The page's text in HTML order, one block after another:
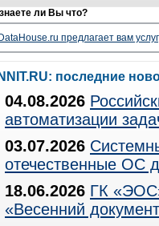
ли Вы что?
DataHouse.ru предлагает вам
NNIT.RU: последние
04.08.2026
автоматизации
03.07.2026
отечественные ОС
18.06.2026 ГК
«Весенний